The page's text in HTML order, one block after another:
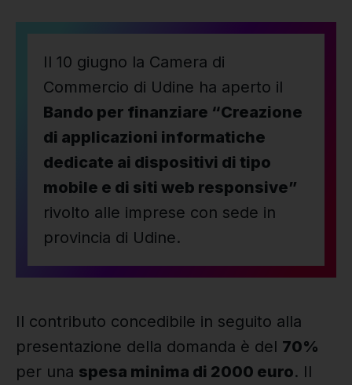
Il 10 giugno la Camera di
Commercio di Udine ha aperto il
Bando per finanziare “Creazione
di applicazioni informatiche
dedicate ai dispositivi di tipo
mobile e di siti web responsive”
rivolto alle imprese con sede in
provincia di Udine.
Il contributo concedibile in seguito alla
presentazione della domanda è del 70%
per una spesa minima di 2000 euro. Il